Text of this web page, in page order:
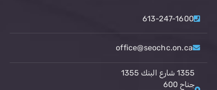
613-247-1600
office@seochc.on.ca
1355 شارع البنك 1355
جناح 600